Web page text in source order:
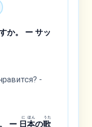
か。 ー サッ
-
ー 日
に
本
ほん
の歌
うた